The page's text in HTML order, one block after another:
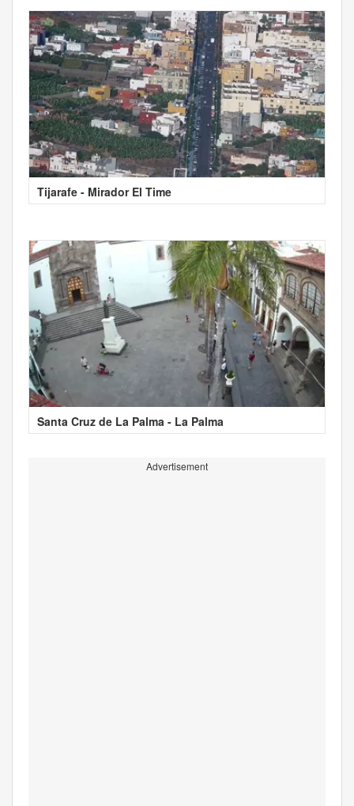
Tijarafe - Mirador El Time
Santa Cruz de La Palma - La Palma
Advertisement